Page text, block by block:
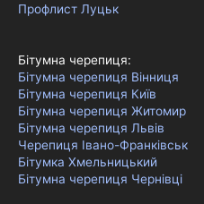
Профлист Луцьк
Бітумна черепиця:
Бітумна черепиця Вінниця
Бітумна черепиця Київ
Бітумна черепиця Житомир
Бітумна черепиця Львів
Черепиця Івано-Франківськ
Бітумка Хмельницький
Бітумна черепиця Чернівці